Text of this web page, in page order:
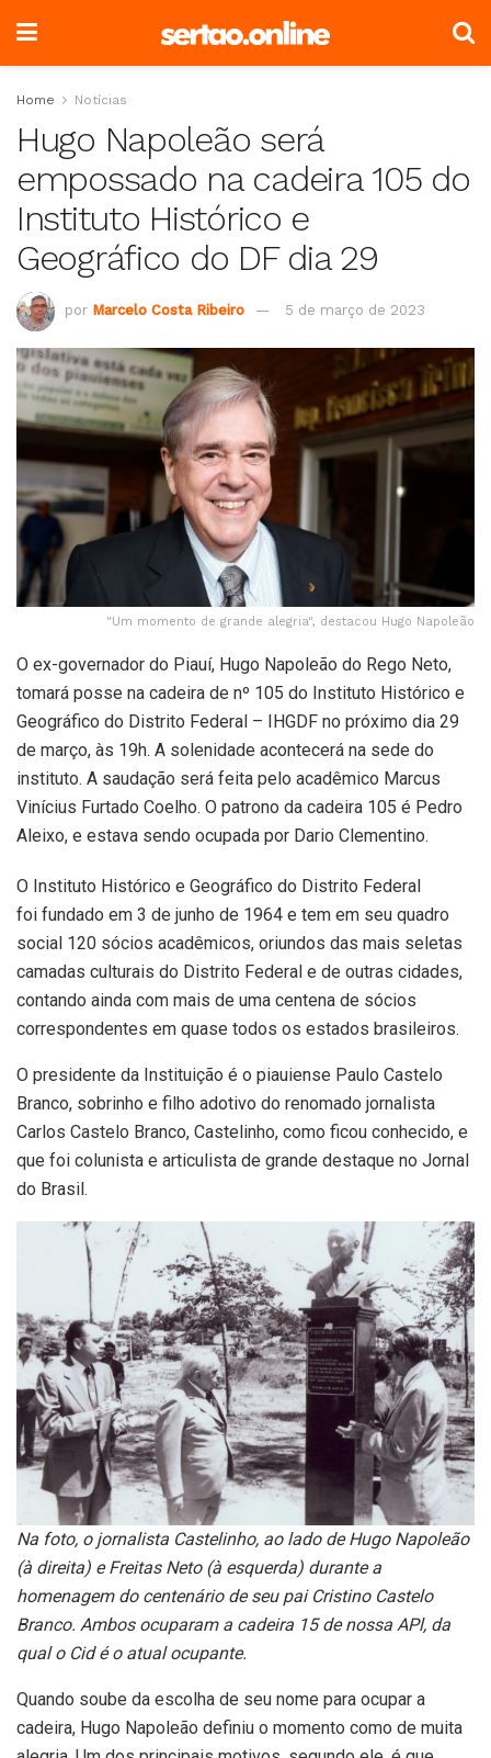
Home Notícias
Hugo Napoleão será
empossado na cadeira 105 do
Instituto Histórico e
Geográfico do DF dia 29
por Marcelo Costa Ribeiro 5 de março de 2023
"Um momento de grande alegria", destacou Hugo Napoleão
O ex-governador do Piauí, Hugo Napoleão do Rego Neto,
tomará posse na cadeira de nº 105 do Instituto Histórico e
Geográfico do Distrito Federal – IHGDF no próximo dia 29
de março, às 19h. A solenidade acontecerá na sede do
instituto. A saudação será feita pelo acadêmico Marcus
Vinícius Furtado Coelho. O patrono da cadeira 105 é Pedro
Aleixo, e estava sendo ocupada por Dario Clementino.
O Instituto Histórico e Geográfico do Distrito Federal
foi fundado em 3 de junho de 1964 e tem em seu quadro
social 120 sócios acadêmicos, oriundos das mais seletas
camadas culturais do Distrito Federal e de outras cidades,
contando ainda com mais de uma centena de sócios
correspondentes em quase todos os estados brasileiros.
O presidente da Instituição é o piauiense Paulo Castelo
Branco, sobrinho e filho adotivo do renomado jornalista
Carlos Castelo Branco, Castelinho, como ficou conhecido, e
que foi colunista e articulista de grande destaque no Jornal
do Brasil.
Na foto, o jornalista Castelinho, ao lado de Hugo Napoleão
(à direita) e Freitas Neto (à esquerda) durante a
homenagem do centenário de seu pai Cristino Castelo
Branco. Ambos ocuparam a cadeira 15 de nossa APl, da
qual o Cid é o atual ocupante.
Quando soube da escolha de seu nome para ocupar a
cadeira, Hugo Napoleão definiu o momento como de muita